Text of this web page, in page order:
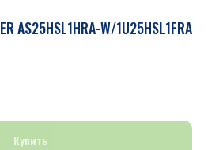
AS25HSL1HRA-W/1U25HSL1FRA
Купить